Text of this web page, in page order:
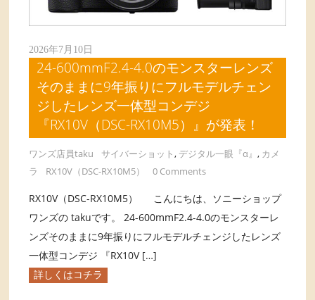
2026年7月10日
24-600mmF2.4-4.0のモンスターレンズ
そのままに9年振りにフルモデルチェン
ジしたレンズ一体型コンデジ
『RX10V（DSC-RX10M5）』が発表！
ワンズ店員taku サイバーショット, デジタル一眼『α』, カメ
ラ
RX10V（DSC-RX10M5） 0 Comments
RX10V（DSC-RX10M5） こんにちは、ソニーショップ
ワンズの takuです。 24-600mmF2.4-4.0のモンスターレ
ンズそのままに9年振りにフルモデルチェンジしたレンズ
一体型コンデジ 『RX10V […]
詳しくはコチラ